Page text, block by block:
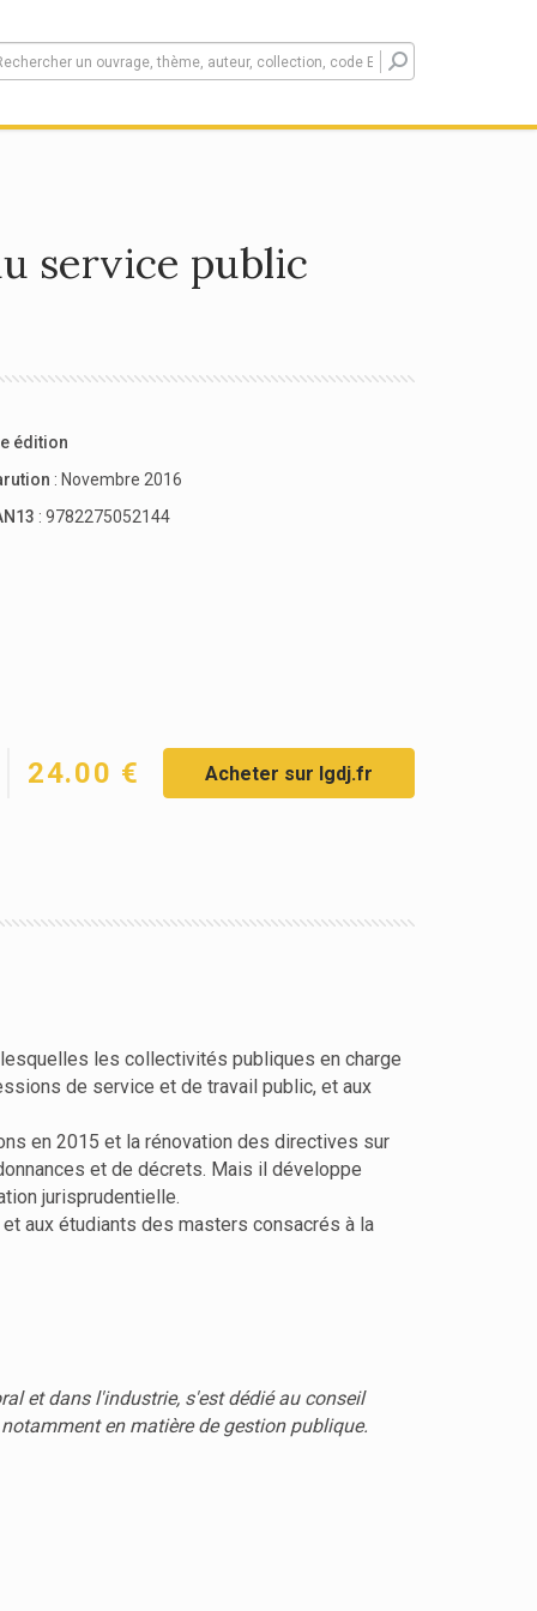
service public
édition
: Novembre 2016
: 9782275052144
24.00 € Acheter sur lgdj.fr
les collectivités publiques en charge
de service et de travail public, et aux
en 2015 et la rénovation des directives sur
et de décrets. Mais il développe
jurisprudentielle.
aux étudiants des masters consacrés à la
et dans l'industrie, s'est dédié au conseil
en matière de gestion publique.